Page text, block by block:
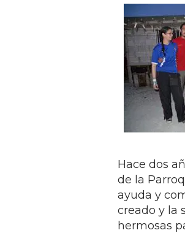
Hace dos
de la
ayuda y
creado y la
hermosas